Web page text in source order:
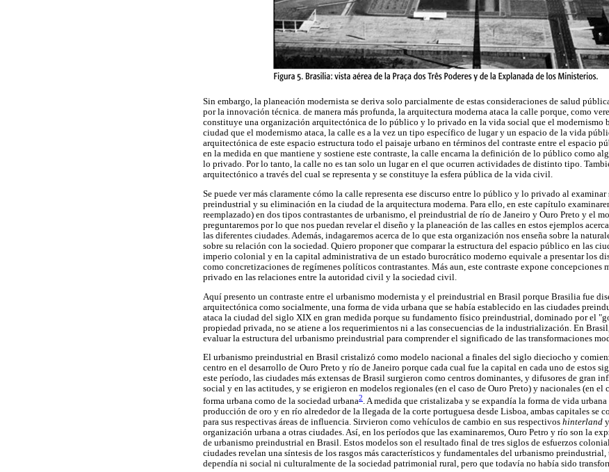
Sin embargo, la planeación modernista se deriva solo parcialmente de estas consideraciones de salud
por la innovación técnica. de manera más profunda, la arquitectura moderna ataca la calle porque, como
constituye una organización arquitectónica de lo público y lo privado en la vida social que el modernismo
ciudad que el modernismo ataca, la calle es a la vez un tipo específico de lugar y un espacio de la vida
arquitectónica de este espacio estructura todo el paisaje urbano en términos del contraste entre el espacio
en la medida en que mantiene y sostiene este contraste, la calle encarna la definición de lo público como
lo privado. Por lo tanto, la calle no es tan solo un lugar en el que ocurren actividades de distinto tipo.
arquitectónico a través del cual se representa y se constituye la esfera pública de la vida civil.
Se puede ver más claramente cómo la calle representa ese discurso entre lo público y lo privado al
preindustrial y su eliminación en la ciudad de la arquitectura moderna. Para ello, en este capítulo
reemplazado) en dos tipos contrastantes de urbanismo, el preindustrial de río de Janeiro y Ouro Preto y el
preguntaremos por lo que nos puedan revelar el diseño y la planeación de las calles en estos ejemplos
las diferentes ciudades. Además, indagaremos acerca de lo que esta organización nos enseña sobre la
sobre su relación con la sociedad. Quiero proponer que comparar la estructura del espacio público en las
imperio colonial y en la capital administrativa de un estado burocrático moderno equivale a presentar los
como concretizaciones de regímenes políticos contrastantes. Más aun, este contraste expone
privado en las relaciones entre la autoridad civil y la sociedad civil.
Aquí presento un contraste entre el urbanismo modernista y el preindustrial en Brasil porque Brasilia fue
arquitectónica como socialmente, una forma de vida urbana que se había establecido en las ciudades
ataca la ciudad del siglo XIX en gran medida porque su fundamento físico preindustrial, dominado por el
propiedad privada, no se atiene a los requerimientos ni a las consecuencias de la industrialización. En
evaluar la estructura del urbanismo preindustrial para comprender el significado de las transformaciones
El urbanismo preindustrial en Brasil cristalizó como modelo nacional a finales del siglo dieciocho y
centro en el desarrollo de Ouro Preto y río de Janeiro porque cada cual fue la capital en cada uno de estos
este período, las ciudades más extensas de Brasil surgieron como centros dominantes, y difusores de gran
social y en las actitudes, y se erigieron en modelos regionales (en el caso de Ouro Preto) y nacionales (en el
forma urbana como de la sociedad urbana2. A medida que cristalizaba y se expandía la forma de vida
producción de oro y en río alrededor de la llegada de la corte portuguesa desde Lisboa, ambas capitales se
para sus respectivas áreas de influencia. Sirvieron como vehículos de cambio en sus respectivos hinterland
organización urbana a otras ciudades. Así, en los períodos que las examinaremos, Ouro Petro y río son la
de urbanismo preindustrial en Brasil. Estos modelos son el resultado final de tres siglos de esfuerzos
ciudades revelan una síntesis de los rasgos más característicos y fundamentales del urbanismo
dependía ni social ni culturalmente de la sociedad patrimonial rural, pero que todavía no había sido